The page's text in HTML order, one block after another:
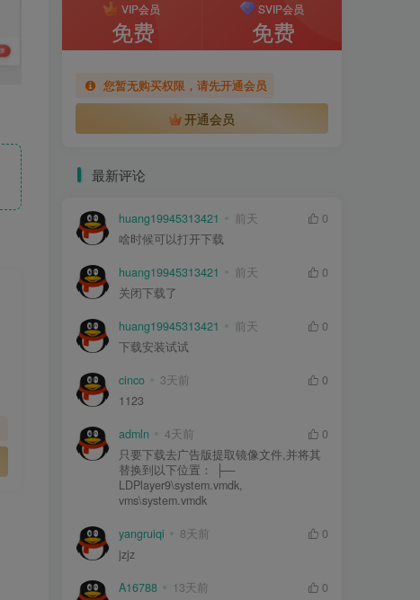
VIP会员
免费
SVIP会员
免费
您暂无购买权限，请先开通会员
开通会员
最新评论
huang19945313421 前天
0
啥时候可以打开下载
huang19945313421 前天
0
关闭下载了
huang19945313421 前天
0
下载安装试试
cinco 3天前
0
1123
admln 4天前
0
只要下载去广告版提取镜像文件,并将其
替换到以下位置： ├—
LDPlayer9\system.vmdk,
vms\system.vmdk
yangruiqi 8天前
0
jzjz
A16788 13天前
0